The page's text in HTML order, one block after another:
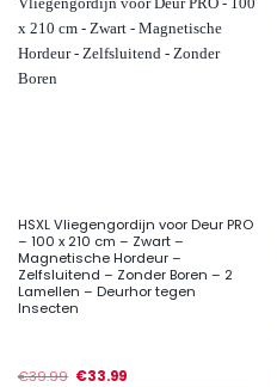
HSXL Vliegengordijn voor Deur PRO
– 100 x 210 cm – Zwart –
Magnetische Hordeur –
Zelfsluitend – Zonder Boren – 2
Lamellen – Deurhor tegen
Insecten
€39.99 €33.99